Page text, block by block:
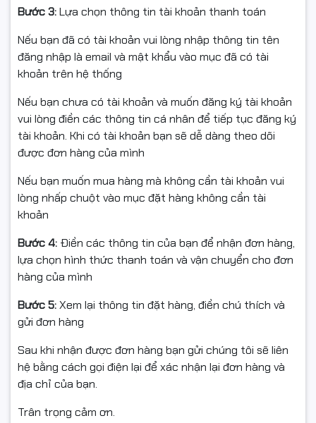
1 × DHI-NVR4116HS-4KS3
Adapter nguồn, ốc/vít, hướng dẫn nhanh (HDD mua
riêng)
🎯 Ứng dụng phù hợp
vừa & nhỏ.
Dự án cần độ phân giải cao (đến 12MP) và lưu trữ dài
🧾 Dịch vụ & Bảo hành
Hàng Dahua chính hãng – Mới 100% – Full VAT
Bước 3:Lựa chọn thông tin tài khoản thanh toán
Nếu bạn đã có tài khoản vui lòng nhập thông tin tên
đăng nhập là email và mật khẩu vào mục đã có tài
khoản trên hệ thống
Nếu bạn chưa có tài khoản và muốn đăng ký tài khoản
vui lòng điền các thông tin cá nhân để tiếp tục đăng ký
tài khoản. Khi có tài khoản bạn sẽ dễ dàng theo dõi
được đơn hàng của mình
Nếu bạn muốn mua hàng mà không cần tài khoản vui
lòng nhấp chuột vào mục đặt hàng không cần tài
khoản
Bước 4: Điền các thông tin của bạn để nhận đơn hàng,
lựa chọn hình thức thanh toán và vận chuyển cho đơn
hàng của mình
Bước 5:Xem lại thông tin đặt hàng, điền chú thích và
gửi đơn hàng
Sau khi nhận được đơn hàng bạn gửi chúng tôi sẽ liên
hệ bằng cách gọi điện lại để xác nhận lại đơn hàng và
địa chỉ của bạn.
Trân trọng cảm ơn.